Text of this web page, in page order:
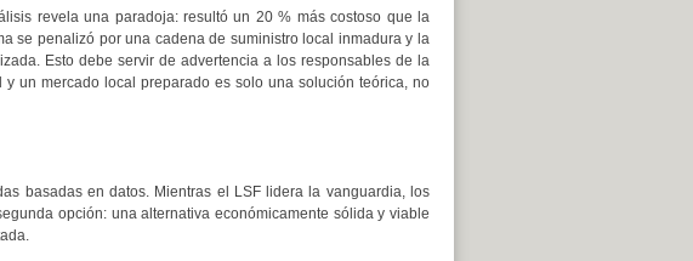
revela una paradoja: resultó un 20 % más costoso que la
se penalizó por una cadena de suministro local inmadura y la
Esto debe servir de advertencia a los responsables de la
un mercado local preparado es solo una solución teórica, no
basadas en datos. Mientras el LSF lidera la vanguardia, los
opción: una alternativa económicamente sólida y viable